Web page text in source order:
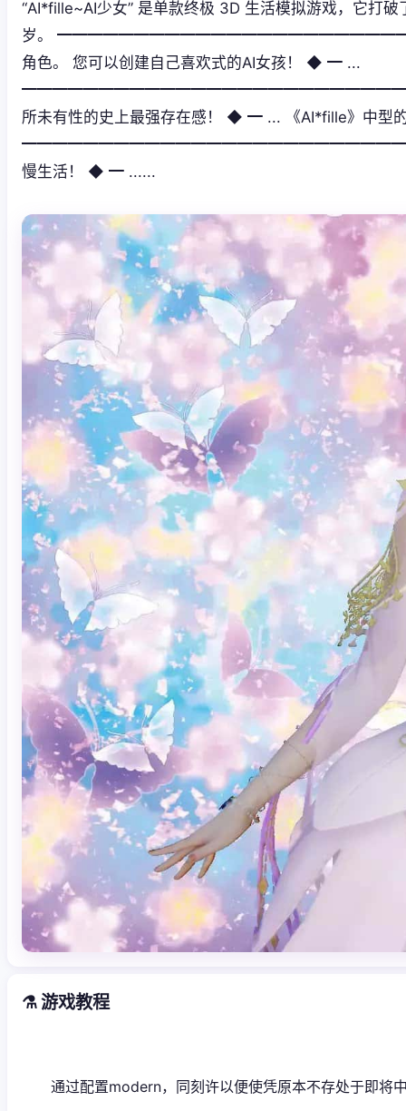
“AI*fille~AI少女” 是单款终极 3D 生活模拟游戏，它打
岁。
角色。 您可以创建自己喜欢式的AI女孩！ ◆ ━ ...
所未有性的史上最强存在感！ ◆ ━ ... 《AI*fille》中型
慢生活！ ◆ ━ ......
⚗️ 游戏教程
通过配置modern，同刻许以便使凭原本不存处于即将